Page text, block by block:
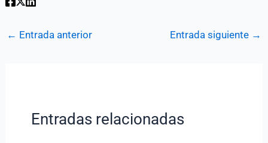
← Entrada anterior Entrada siguiente →
Entradas relacionadas